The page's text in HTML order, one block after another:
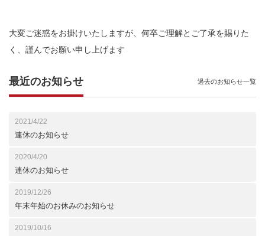
大変ご迷惑をお掛けいたしますが、何卒ご理解とご了承を賜りた
く、謹んでお願い申し上げます
最近のお知らせ
2021/4/22
連休のお知らせ
2020/4/20
連休のお知らせ
2019/12/26
年末年始のお休みのお知らせ
2019/10/16
過去のお知らせ一覧